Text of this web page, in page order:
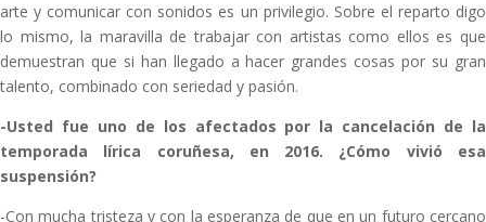
arte y comunicar con sonidos es un privilegio. Sobre el reparto digo
lo mismo, la maravilla de trabajar con artistas como ellos es que
demuestran que si han llegado a hacer grandes cosas por su gran
talento, combinado con seriedad y pasión.
-Usted fue uno de los afectados por la cancelación de la
temporada lírica coruñesa, en 2016. ¿Cómo vivió esa
suspensión?
-Con mucha tristeza y con la esperanza de que en un futuro cercano